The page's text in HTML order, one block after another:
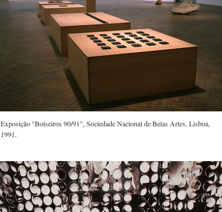
Exposição "Bolseiros 90/91", Sociedade Nacional de Belas Artes, Lisboa,
1991.